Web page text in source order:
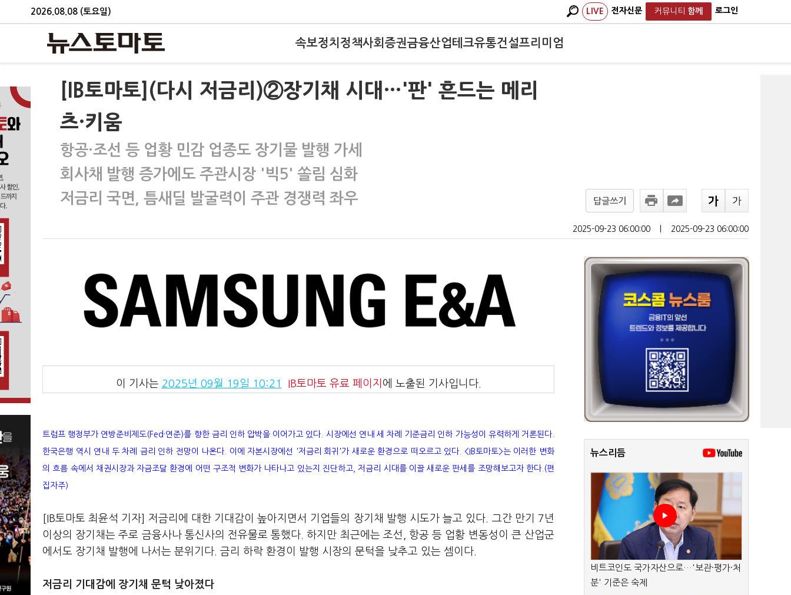
2026.08.08 (토요일) LIVE 전자신문 커뮤니티 함께 로그인
속보정치 정책사회 증권금융산업테크유통건설프리미엄
[IB토마토](다시 저금리)②장기채 시대…'판' 흔드는 메리
츠·키움
항공·조선 등 업황 민감 업종도 장기물 발행 가세
회사채 발행 증가에도 주관시장 '빅5' 쏠림 심화
저금리 국면, 틈새딜 발굴력이 주관 경쟁력 좌우
답글쓰기
2025-09-23 06:00:00 2025-09-23 06:00:00
이 기사는 2025년 09월 19일 10:21 IB토마토 유료 페이지 에 노출된 기사입니다.
트럼프 행정부가 연방준비제도(Fed·연준)를 향한 금리 인하 압박을 이어가고 있다. 시장에선 연내 세 차례 기준금리 인하 가능성이 유력하게 거론된다.
한국은행 역시 연내 두 차례 금리 인하 전망이 나온다. 이에 자본시장에선 '저금리 회귀'가 새로운 환경으로 떠오르고 있다. <IB토마토>는 이러한 변화
의 흐름 속에서 채권시장과 자금조달 환경에 어떤 구조적 변화가 나타나고 있는지 진단하고, 저금리 시대를 이끌 새로운 판세를 조망해보고자 한다.(편
집자주)
[IB토마토 최윤석 기자] 저금리에 대한 기대감이 높아지면서 기업들의 장기채 발행 시도가 늘고 있다. 그간 만기 7년
이상의 장기채는 주로 금융사나 통신사의 전유물로 통했다. 하지만 최근에는 조선, 항공 등 업황 변동성이 큰 산업군
에서도 장기채 발행에 나서는 분위기다. 금리 하락 환경이 발행 시장의 문턱을 낮추고 있는 셈이다.
저금리 기대감에 장기채 문턱 낮아졌다
뉴스리듬
비트코인도 국가자산으로…'보관·평가·처
분' 기준은 숙제